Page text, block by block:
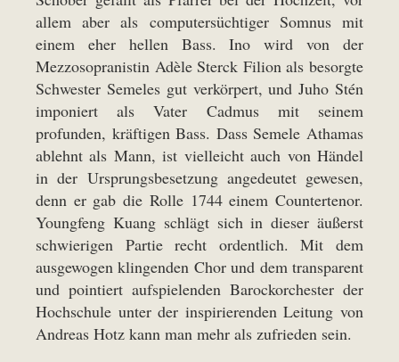
allem aber als computersüchtiger Somnus mit
einem eher hellen Bass. Ino wird von der
Mezzosopranistin Adèle Sterck Filion als besorgte
Schwester Semeles gut verkörpert, und Juho Stén
imponiert als Vater Cadmus mit seinem
profunden, kräftigen Bass. Dass Semele Athamas
ablehnt als Mann, ist vielleicht auch von Händel
in der Ursprungsbesetzung angedeutet gewesen,
denn er gab die Rolle 1744 einem Countertenor.
Youngfeng Kuang schlägt sich in dieser äußerst
schwierigen Partie recht ordentlich. Mit dem
ausgewogen klingenden Chor und dem transparent
und pointiert aufspielenden Barockorchester der
Hochschule unter der inspirierenden Leitung von
Andreas Hotz kann man mehr als zufrieden sein.